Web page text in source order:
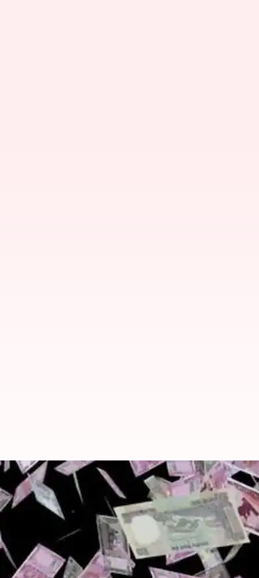
कूड़े में फेंके लॉटरी के टिकट
अंजली Jan 07, 2020 07:15 pm
क्या है खबर?